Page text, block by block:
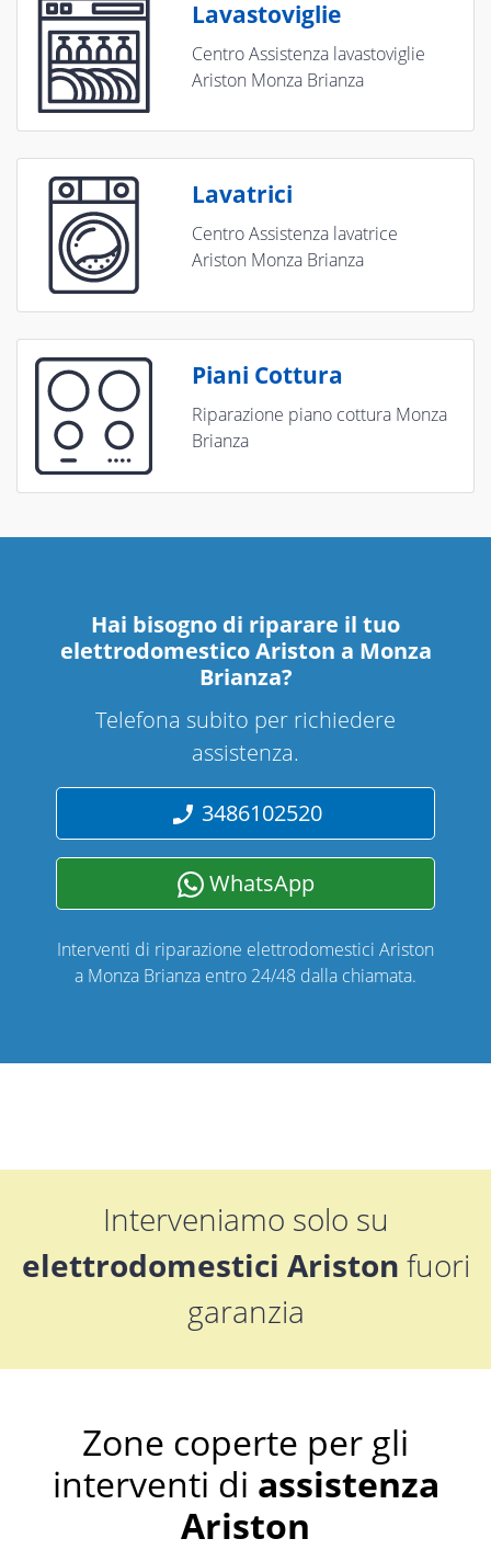
Lavastoviglie
Centro Assistenza lavastoviglie
Ariston Monza Brianza
Lavatrici
Centro Assistenza lavatrice
Ariston Monza Brianza
Piani Cottura
Riparazione piano cottura Monza
Brianza
Hai bisogno di riparare il tuo
elettrodomestico Ariston a Monza
Brianza?
Telefona subito per richiedere
assistenza.
3486102520
WhatsApp
Interventi di riparazione elettrodomestici Ariston
a Monza Brianza entro 24/48 dalla chiamata.
Interveniamo solo su
elettrodomestici Ariston fuori
garanzia
Zone coperte per gli
interventi di assistenza
Ariston